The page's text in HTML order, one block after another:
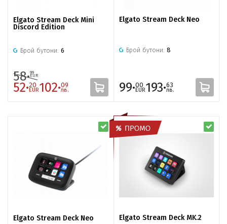
Elgato Stream Deck Mini
Discord Edition
Брой бутони: 6
58·99
EUR
52·20
EUR102·09
лв.
Elgato Stream Deck Neo
Брой бутони: 8
99·00
EUR193·63
лв.
Elgato Stream Deck Neo Elgato Stream Deck MK.2